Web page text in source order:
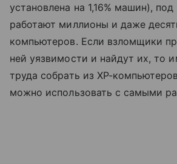
установлена на 1,16% машин),
работают миллионы и даже
компьютеров. Если взломщики
ней уязвимости и найдут их, то
труда собрать из XP-
можно использовать с самыми